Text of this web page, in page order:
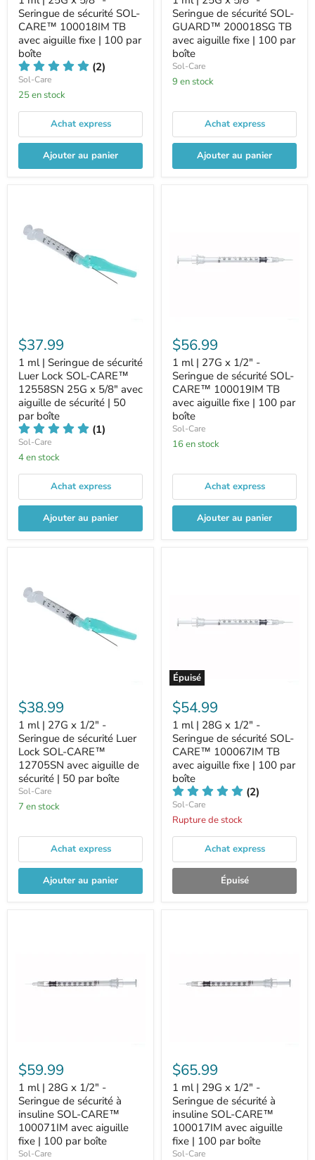
Seringue de sécurité SOL-
CARE™ 100018IM TB
avec aiguille fixe | 100 par
boîte
(2)
Sol-Care
25 en stock
Achat express
Ajouter au panier
Seringue de sécurité SOL-
GUARD™ 200018SG TB
avec aiguille fixe | 100 par
boîte
Sol-Care
9 en stock
Achat express
Ajouter au panier
$37.99
1 ml | Seringue de sécurité
Luer Lock SOL-CARE™
12558SN 25G x 5/8" avec
aiguille de sécurité | 50
par boîte
(1)
Sol-Care
4 en stock
Achat express
Ajouter au panier
$56.99
1 ml | 27G x 1/2" -
Seringue de sécurité SOL-
CARE™ 100019IM TB
avec aiguille fixe | 100 par
boîte
Sol-Care
16 en stock
Achat express
Ajouter au panier
$38.99
1 ml | 27G x 1/2" -
Seringue de sécurité Luer
Lock SOL-CARE™
12705SN avec aiguille de
sécurité | 50 par boîte
Sol-Care
7 en stock
Achat express
Ajouter au panier
Épuisé
$54.99
1 ml | 28G x 1/2" -
Seringue de sécurité SOL-
CARE™ 100067IM TB
avec aiguille fixe | 100 par
boîte
(2)
Sol-Care
Rupture de stock
Achat express
Épuisé
$59.99
1 ml | 28G x 1/2" -
Seringue de sécurité à
insuline SOL-CARE™
100071IM avec aiguille
fixe | 100 par boîte
Sol-Care
$65.99
1 ml | 29G x 1/2" -
Seringue de sécurité à
insuline SOL-CARE™
100017IM avec aiguille
fixe | 100 par boîte
Sol-Care